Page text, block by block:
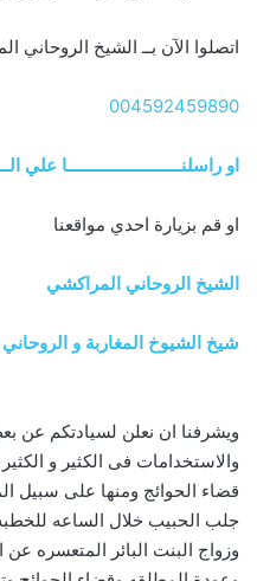
اتصلوا الآن بــ الشيخ الروحاني
004592459890
او راسلنــــــــــــــــــــــــا علي
او قم بزيارة احدي مواقعنا
الشيخ الروحاني المراكشي
شيخ الشيوخ المغاربة و الروحاني
ويشرفنا ان نعلن لسيادتكم عن
والاستخدامات فى الكثير و
قضاء الحوائج ومنها على سبيل
جلب الحبيب خلال الساعه
وزواج البنت البائر المتعسره عن